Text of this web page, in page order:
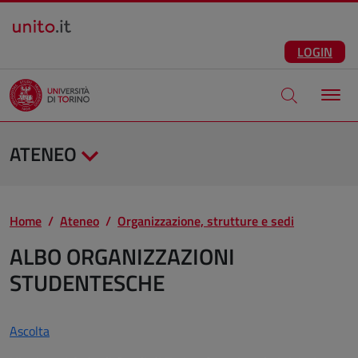
Salta al contenuto principale
LOGIN
Apri modale
ATENEO
Home Ateneo Organizzazione, strutture e sedi
ALBO ORGANIZZAZIONI
STUDENTESCHE
Ascolta